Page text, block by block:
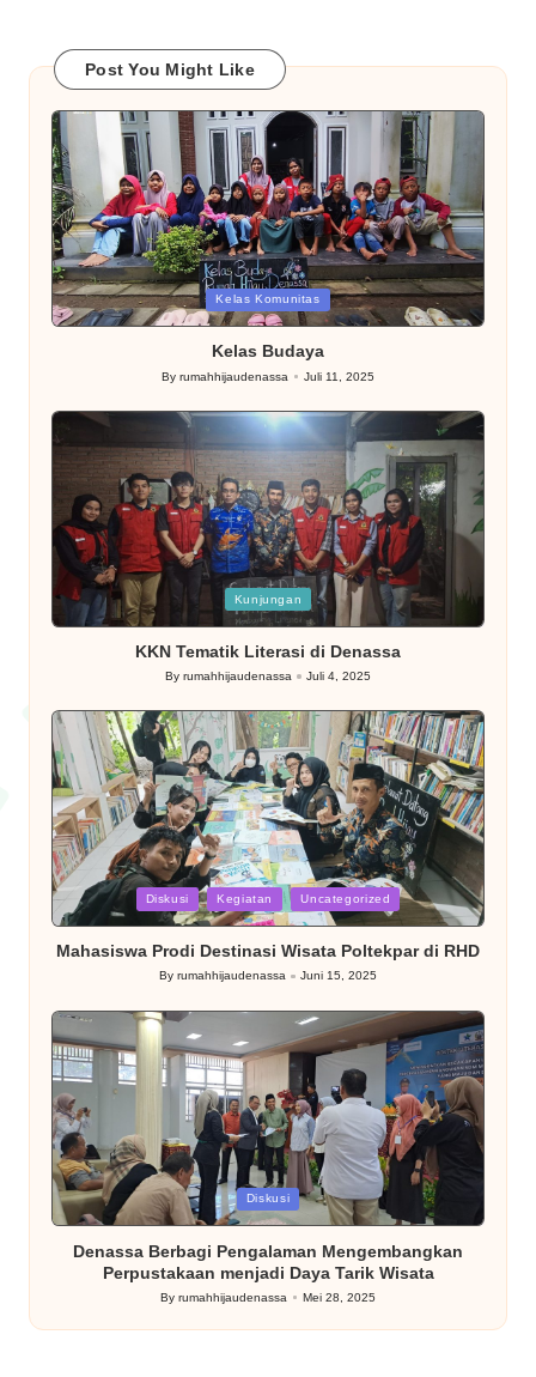
Post You Might Like
Posted
in
Kelas Komunitas
Kelas Budaya
Posted
Byrumahhijaudenassa Juli 11, 2025
Posted
in
Kunjungan
KKN Tematik Literasi di Denassa
Posted
By rumahhijaudenassa Juli 4, 2025
Posted
in
Diskusi Kegiatan Uncategorized
Mahasiswa Prodi Destinasi Wisata Poltekpar di RHD
Posted
By rumahhijaudenassa Juni 15, 2025
Posted
in
Diskusi
Denassa Berbagi Pengalaman Mengembangkan
Perpustakaan menjadi Daya Tarik Wisata
Posted
by
Byrumahhijaudenassa Mei 28, 2025